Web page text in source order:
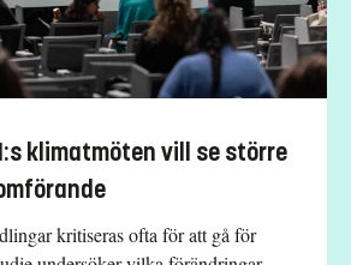
klimatmöten vill se större
kritiseras ofta för att gå för